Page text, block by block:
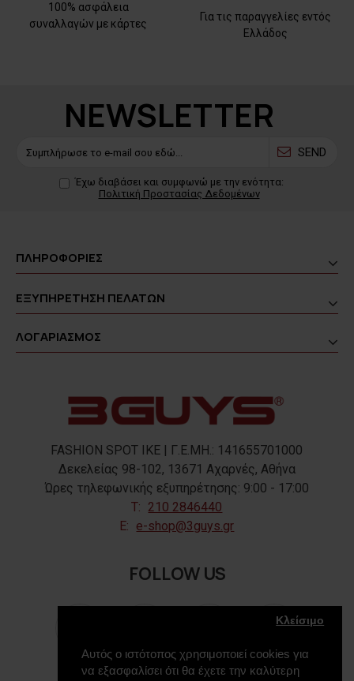
Αυτός ο ιστότοπος χρησιμοποιεί cookies για
να εξασφαλίσει ότι θα έχετε την καλύτερη
Κλείσιμο
100% ασφάλεια
συναλλαγών με κάρτες
Για τις παραγγελίες εντός
Ελλάδος
NEWSLETTER
SEND
Έχω διαβάσει και συμφωνώ με την ενότητα:
Πολιτική Προστασίας Δεδομένων
ΠΛΗΡΟΦΟΡΙΕΣ
ΕΞΥΠΗΡΕΤΗΣΗ ΠΕΛΑΤΩΝ
ΛΟΓΑΡΙΑΣΜΟΣ
FASHION SPOT IKE | Γ.Ε.ΜΗ.: 141655701000
Δεκελείας 98-102, 13671 Αχαρνές, Αθήνα
Ώρες τηλεφωνικής εξυπηρέτησης: 9:00 - 17:00
T: 210 2846440
E: e-shop@3guys.gr
FOLLOW US